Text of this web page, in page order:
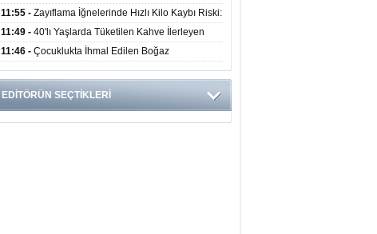
İnsanlarından Yeni Yaşam Süresi Modeli
11:55 - Zayıflama İğnelerinde Hızlı Kilo Kaybı Riski:
Uzmanlar Hekim Kontrolü Şart Diyor
11:49 - 40'lı Yaşlarda Tüketilen Kahve İlerleyen
Yıllarda Zihinsel ve Fiziksel Sağlığı Koruyor
11:46 - Çocuklukta İhmal Edilen Boğaz
Enfeksiyonu İleride Kalp Kapağını Bozabiliyor
EDİTÖRÜN SEÇTİKLERİ